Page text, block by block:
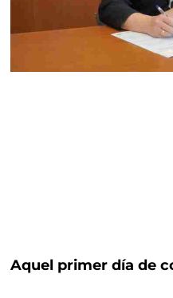
Aquel primer día de